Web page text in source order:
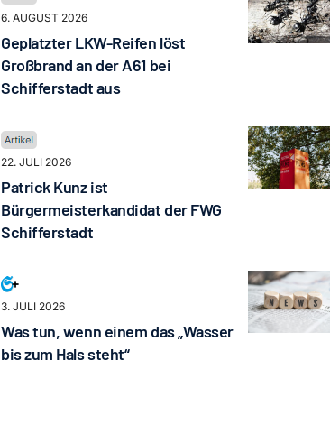
6. AUGUST 2026
Geplatzter LKW-Reifen löst
Großbrand an der A61 bei
Schifferstadt aus
22. JULI 2026
Patrick Kunz ist
Bürgermeisterkandidat der FWG
Schifferstadt
3. JULI 2026
Was tun, wenn einem das „Wasser
bis zum Hals steht“